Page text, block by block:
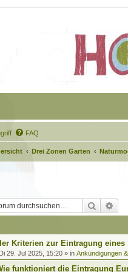
FAQ
Drei Zonen Garten
Suche
Kriterien zur Eintragung eines
Di 29. Jul 2025, 15:20 » in Ankündigungen
funktioniert die Eintragung